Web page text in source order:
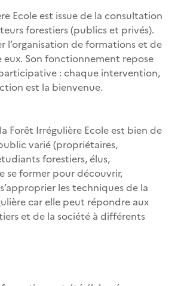
Ecole est issue de la consultation
forestiers (publics et privés).
l’organisation de formations et de
eux. Son fonctionnement repose
: chaque intervention,
est la bienvenue.
Forêt Irrégulière Ecole est bien de
varié (propriétaires,
forestiers, élus,
se former pour découvrir,
les techniques de la
car elle peut répondre aux
et de la société à différents